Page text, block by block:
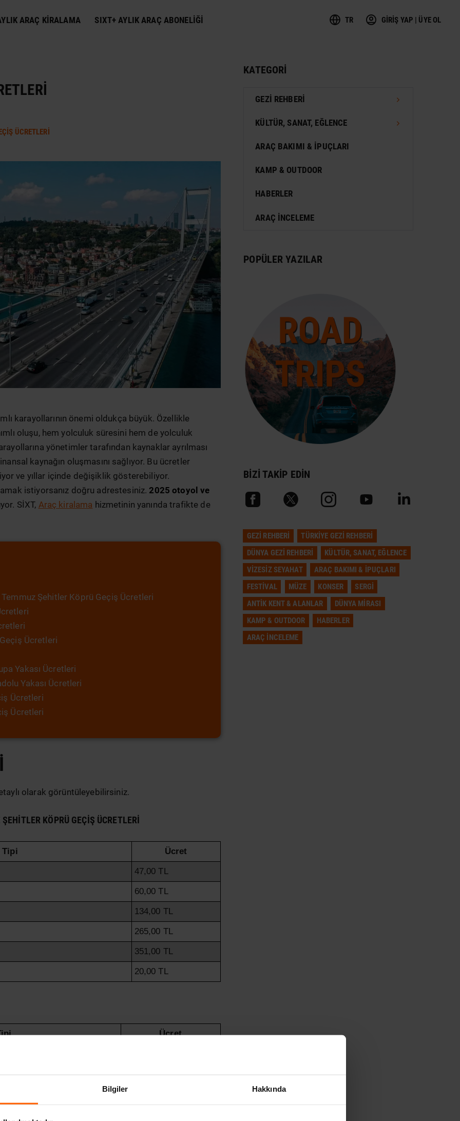
Bilgiler Hakkında
ARAÇ KIRALAMA SIXT+ AYLIK ARAÇ ABONELIĞI TR GİRİŞ YAP | ÜYE OL
ÜCRETLERI
karayollarının önemi oldukça büyük. Özellikle
oluşu, hem yolculuk süresini hem de yolculuk
yönetimler tarafından kaynaklar ayrılması
kaynağın oluşmasını sağlıyor. Bu ücretler
ve yıllar içinde değişiklik gösterebiliyor.
istiyorsanız doğru adrestesiniz. 2025 otoyol ve
SİXT, Araç kiralama hizmetinin yanında trafikte de
Şehitler Köprü Geçiş Ücretleri
Ücretleri
Yakası Ücretleri
Yakası Ücretleri
Ücretleri
Ücretleri
olarak görüntüleyebilirsiniz.
KÖPRÜ GEÇIŞ ÜCRETLERI
Tipi Ücret
47,00 TL
60,00 TL
134,00 TL
265,00 TL
351,00 TL
20,00 TL
Ücret
1.510,00 TL
KATEGORI
GEZI REHBERI
TÜRKIYE GEZI REHBERI
DÜNYA GEZI REHBERI
KÜLTÜR, SANAT, EĞLENCE
FESTIVAL
ANTIK KENT & ALANLAR
ARAÇ BAKIMI & İPUÇLARI
KAMP & OUTDOOR
HABERLER
ARAÇ İNCELEME
POPÜLER YAZILAR
BİZİ TAKİP EDİN
GEZI REHBERI
TÜRKIYE GEZI REHBERI
DÜNYA GEZI REHBERI
KÜLTÜR, SANAT, EĞLENCE
VIZESIZ SEYAHAT
ARAÇ BAKIMI & İPUÇLARI
FESTIVAL
MÜZE KONSER
SERGI
ANTIK KENT & ALANLAR
DÜNYA MIRASI
KAMP & OUTDOOR
HABERLER
ARAÇ İNCELEME